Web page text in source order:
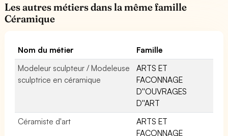
Les autres métiers dans la même famille
Céramique
Nom du métier
Famille
Modeleur sculpteur / Modeleuse
sculptrice en céramique
ARTS ET
FACONNAGE
D''OUVRAGES
D''ART
Céramiste d'art
ARTS ET
FACONNAGE